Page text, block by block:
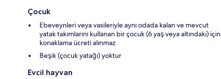
Çocuk
Ebeveynleri veya vasileriyle aynı odada kalan ve mevcut
yatak takımlarını kullanan bir çocuk (6 yaş veya altındaki) için
konaklama ücreti alınmaz
Beşik (çocuk yatağı) yoktur
Evcil hayvan